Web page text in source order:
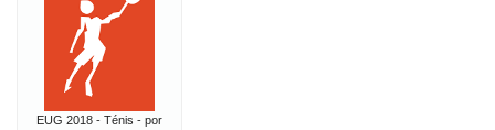
EUG 2018 - Ténis - por